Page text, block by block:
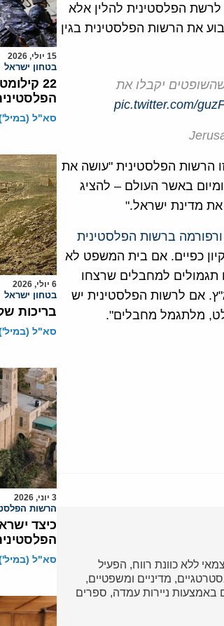
לרשת הפלסטינית להלין אלא
את הרשות הפלסטינית בגין
יקבלו את
pic.twitter.com/
הרשות הפלסטינית "עושה את
באשר העולם – להציג
מדינת ישראל."
ברשות הפלסטינית
כפיים. אם בית המשפט לא
תגמולים למחבלים שרצחו
אם לרשות הפלסטינית יש
מלתגמל מחבלים".
ללא כוונת רווח, הפעיל
אסטרטגיים, מדיניים ומשפטיים,
באמצעות ניירות עמדה, ספרים
15 יולי, 2026
בטחון ישראל
22
סא"ל
6 יולי, 2026
בטחון ישראל
בריכות
סא"ל
3 יוני, 2026
הרשות
כיצד
סא"ל